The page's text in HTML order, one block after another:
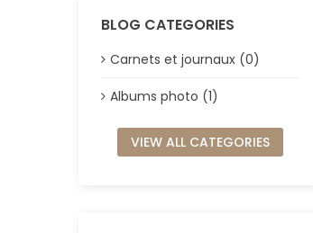
BLOG CATEGORIES
Carnets et journaux (0)
Albums photo (1)
VIEW ALL CATEGORIES